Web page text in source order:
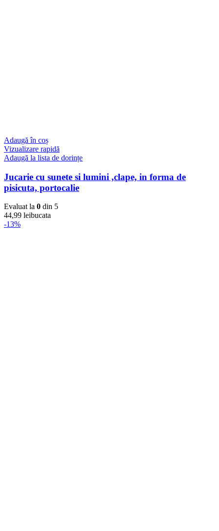
Adaugă în coș
Vizualizare rapidă
Adaugă la lista de dorințe
Jucarie cu sunete si lumini ,clape, in forma de
pisicuta, portocalie
Evaluat la 0 din 5
44,99 leibucata
-13%